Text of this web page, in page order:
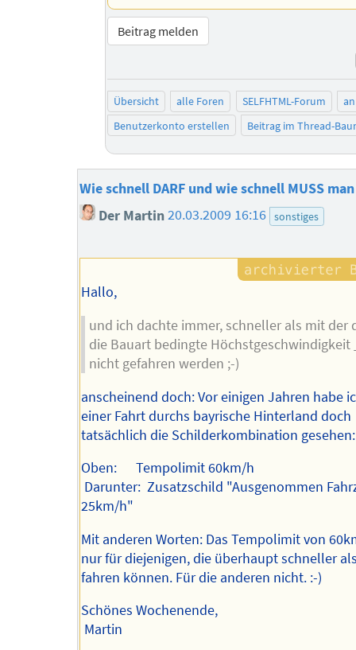
Beitrag melden
Übersicht alle Foren SELFHTML-Forum
Benutzerkonto erstellen
Beitrag im Thread-
Wie schnell DARF und wie schnell MUSS
Der Martin 20.03.2009 16:16 sonstiges
Hallo,
und ich dachte immer, schneller als mit der
die Bauart bedingte Höchstgeschwindigkeit
nicht gefahren werden ;-)
anscheinend doch: Vor einigen Jahren habe
einer Fahrt durchs bayrische Hinterland doch
tatsächlich die Schilderkombination gesehen:
Oben: Tempolimit 60km/h
Darunter: Zusatzschild "Ausgenommen
25km/h"
Mit anderen Worten: Das Tempolimit von
nur für diejenigen, die überhaupt schneller
fahren können. Für die anderen nicht. :-)
Schönes Wochenende,
Martin